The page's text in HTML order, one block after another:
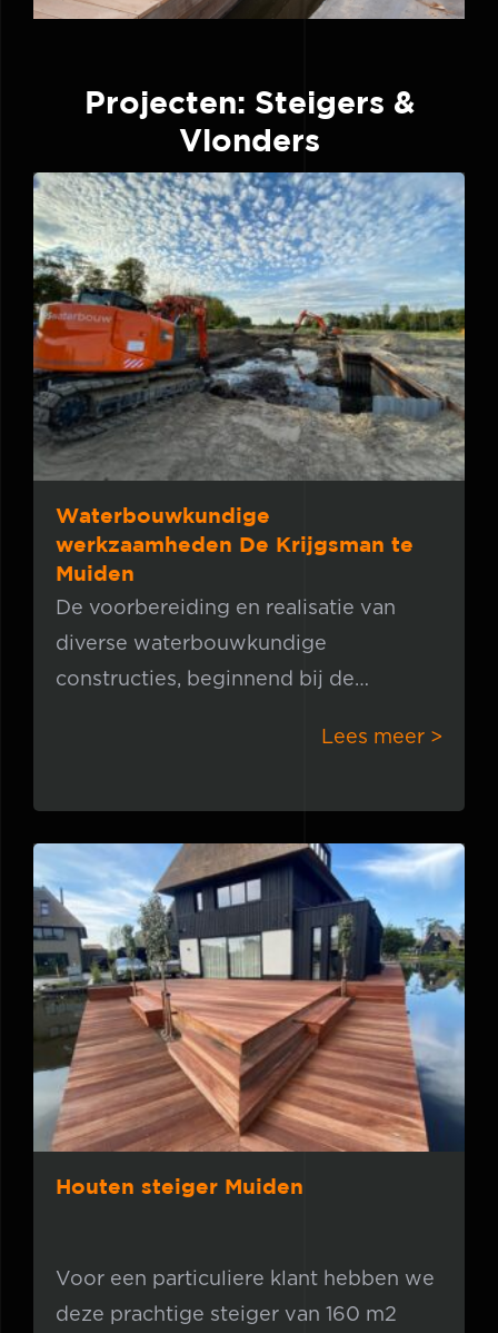
Projecten: Steigers &
Vlonders
Waterbouwkundige
werkzaamheden De Krijgsman te
Muiden
Waterbouwkundige
werkzaamheden De Krijgsman te
Muiden
De voorbereiding en realisatie van
diverse waterbouwkundige
constructies, beginnend bij de
Lees meer >
Houten steiger Muiden
Houten steiger Muiden
Voor een particuliere klant hebben we
deze prachtige steiger van 160 m2